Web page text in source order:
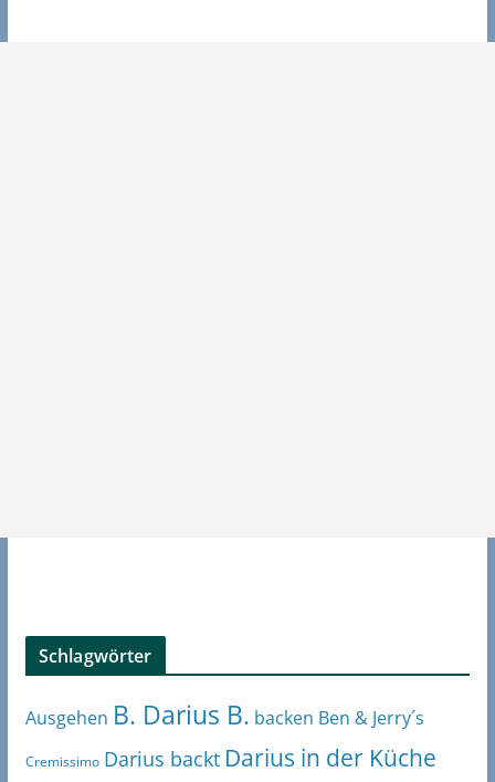
Schlagwörter
Ausgehen B. Darius B. backen Ben & Jerry´s
Cremissimo Darius backt Darius in der Küche